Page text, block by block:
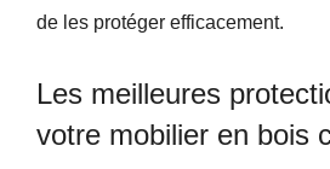
de les protéger efficacement.
Les meilleures
votre mobilier en bois